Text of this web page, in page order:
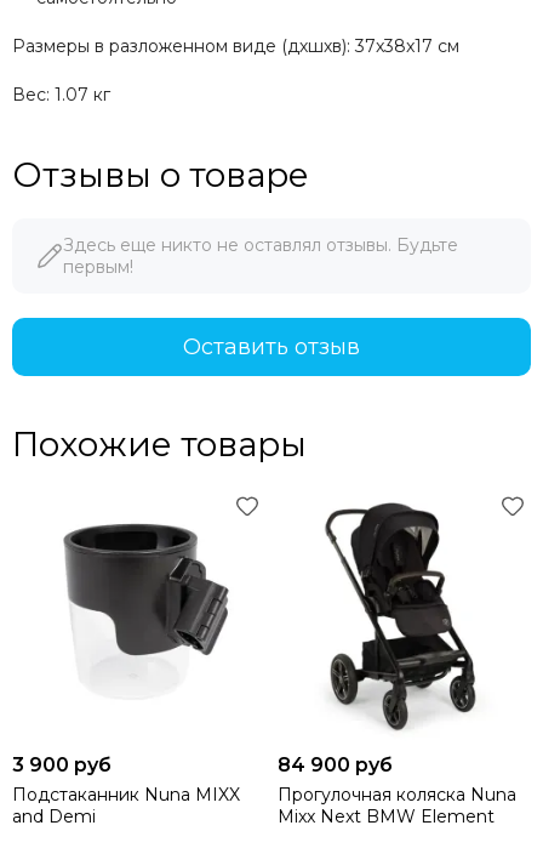
Размеры в разложенном виде (дхшхв): 37x38x17 см
Вес: 1.07 кг
Отзывы о товаре
Здесь еще никто не оставлял отзывы. Будьте
первым!
Оставить отзыв
Похожие товары
3 900 руб
Подстаканник Nuna MIXX
and Demi
84 900 руб
Прогулочная коляска Nuna
Mixx Next BMW Element